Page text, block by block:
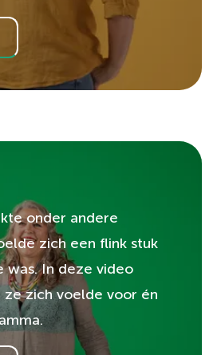
onder andere
zich een flink stuk
was. In deze video
zich voelde voor én